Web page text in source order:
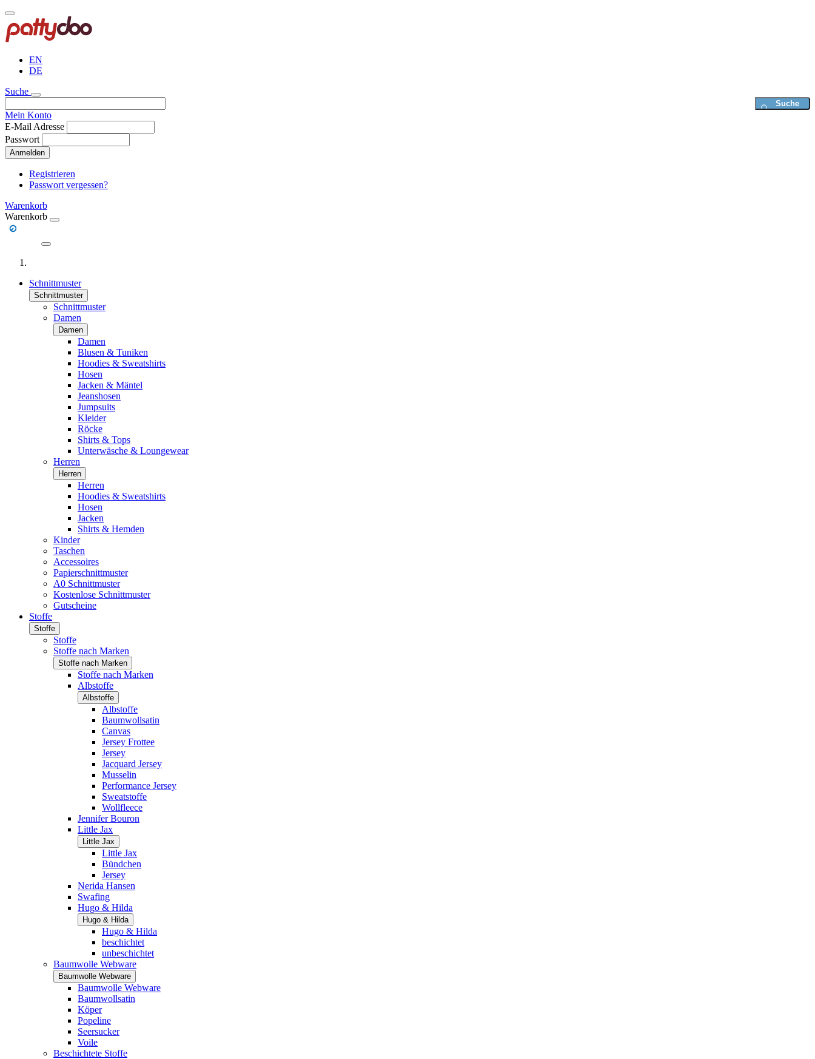
Direkt
zum
Inhalt
EN
DE
Suche
Mein Konto
E-Mail Adresse
Passwort
Anmelden
Registrieren
Passwort vergessen?
Warenkorb
Warenkorb
Schnittmuster
Schnittmuster
Schnittmuster
Damen
Damen
Damen
Blusen & Tuniken
Hoodies & Sweatshirts
Hosen
Jacken & Mäntel
Jeanshosen
Jumpsuits
Kleider
Röcke
Shirts & Tops
Unterwäsche & Loungewear
Herren
Herren
Herren
Hoodies & Sweatshirts
Hosen
Jacken
Shirts & Hemden
Kinder
Taschen
Accessoires
Papierschnittmuster
A0 Schnittmuster
Kostenlose Schnittmuster
Gutscheine
Stoffe
Stoffe
Stoffe
Stoffe nach Marken
Stoffe nach Marken
Stoffe nach Marken
Albstoffe
Albstoffe
Albstoffe
Baumwollsatin
Canvas
Jersey Frottee
Jersey
Jacquard Jersey
Musselin
Performance Jersey
Sweatstoffe
Wollfleece
Jennifer Bouron
Little Jax
Little Jax
Little Jax
Bündchen
Jersey
Nerida Hansen
Swafing
Hugo & Hilda
Hugo & Hilda
Hugo & Hilda
beschichtet
unbeschichtet
Baumwolle Webware
Baumwolle Webware
Baumwolle Webware
Baumwollsatin
Köper
Popeline
Seersucker
Voile
Beschichtete Stoffe